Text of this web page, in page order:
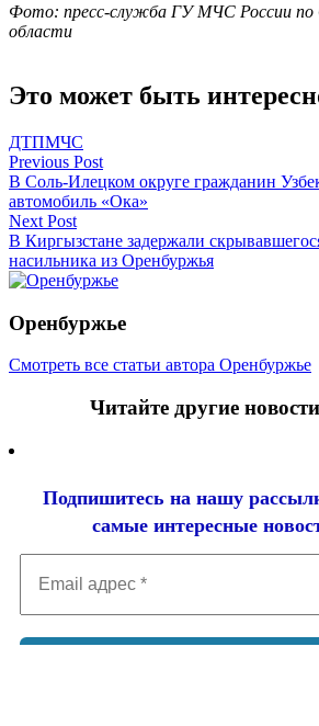
Фото: пресс-служба ГУ МЧС России по
области
Это может быть
ДТПМЧС
Навигация
по
записям
Previous Post
В Соль-Илецком округе гражданин
автомобиль «Ока»
Next Post
В Киргызстане задержали
насильника из Оренбуржья
Оренбуржье
Смотреть все статьи автора Оренбуржье
Читайте другие
Подпишитесь на нашу
самые интересные
адрес
*